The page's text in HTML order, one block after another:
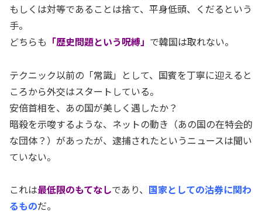
もしくは対等であることは捨て、平身低頭、くだるという
手。
どちらも 「歴史問題という呪縛」 で韓国は取れない。
テクニック以前の「常識」として、国賓を丁寧に迎えると
ころから外交はスタートしている。
安倍首相を、あの国が美しく遇したか？
暗殺を示唆するような、ネットの動き（あの国の在特会的
な団体？）があったが、逮捕されたというニュースは聞い
ていない。
これは最低限のもてなしであり、 国家としての沽券に関わ
るものだ。